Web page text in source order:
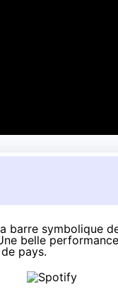
barre symbolique
belle
pays.